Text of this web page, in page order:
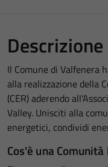
Descrizione
Il Comune di Valfenera
alla realizzazione della
(CER) aderendo
Valley. Unisciti alla
energetici, condividi
Cos'è una